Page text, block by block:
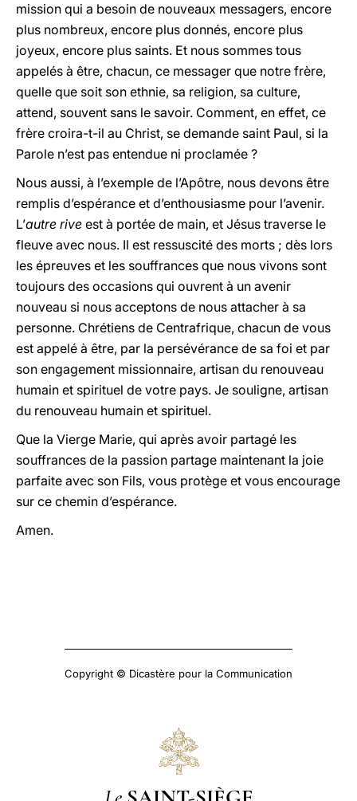
mission qui a besoin de nouveaux messagers, encore
plus nombreux, encore plus donnés, encore plus
joyeux, encore plus saints. Et nous sommes tous
appelés à être, chacun, ce messager que notre frère,
quelle que soit son ethnie, sa religion, sa culture,
attend, souvent sans le savoir. Comment, en effet, ce
frère croira-t-il au Christ, se demande saint Paul, si la
Parole n’est pas entendue ni proclamée ?
Nous aussi, à l’exemple de l’Apôtre, nous devons être
remplis d’espérance et d’enthousiasme pour l’avenir.
L’autre rive est à portée de main, et Jésus traverse le
fleuve avec nous. Il est ressuscité des morts ; dès lors
les épreuves et les souffrances que nous vivons sont
toujours des occasions qui ouvrent à un avenir
nouveau si nous acceptons de nous attacher à sa
personne. Chrétiens de Centrafrique, chacun de vous
est appelé à être, par la persévérance de sa foi et par
son engagement missionnaire, artisan du renouveau
humain et spirituel de votre pays. Je souligne, artisan
du renouveau humain et spirituel.
Que la Vierge Marie, qui après avoir partagé les
souffrances de la passion partage maintenant la joie
parfaite avec son Fils, vous protège et vous encourage
sur ce chemin d’espérance.
Amen.
Copyright © Dicastère pour la Communication